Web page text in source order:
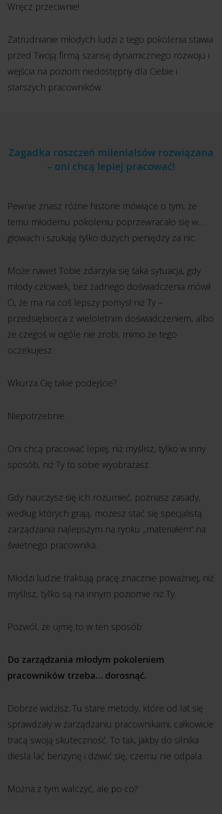
Wręcz przeciwnie!
Zatrudnianie młodych ludzi z tego pokolenia stawia
przed Twoją firmą szansę dynamicznego rozwoju i
wejścia na poziom niedostępny dla Ciebie i
starszych pracowników.
Zagadka roszczeń milenialsów rozwiązana
– oni chcą lepiej pracować!
Pewnie znasz różne historie mówiące o tym, że
temu młodemu pokoleniu poprzewracało się w…
głowach i szukają tylko dużych pieniędzy za nic.
Może nawet Tobie zdarzyła się taka sytuacja, gdy
młody człowiek, bez żadnego doświadczenia mówił
Ci, że ma na coś lepszy pomysł niż Ty –
przedsiębiorca z wieloletnim doświadczeniem, albo
że czegoś w ogóle nie zrobi, mimo że tego
oczekujesz.
Wkurza Cię takie podejście?
Niepotrzebnie.
Oni chcą pracować lepiej, niż myślisz, tylko w inny
sposób, niż Ty to sobie wyobrażasz.
Gdy nauczysz się ich rozumieć, poznasz zasady,
według których grają, możesz stać się specjalistą
zarządzania najlepszym na rynku „materiałem” na
świetnego pracownika.
Młodzi ludzie traktują pracę znacznie poważniej, niż
myślisz, tylko są na innym poziomie niż Ty.
Pozwól, że ujmę to w ten sposób:
Do zarządzania młodym pokoleniem
pracowników trzeba… dorosnąć.
Dobrze widzisz. Tu stare metody, które od lat się
sprawdzały w zarządzaniu pracownikami, całkowicie
tracą swoją skuteczność. To tak, jakby do silnika
diesla lać benzynę i dziwić się, czemu nie odpala.
Można z tym walczyć, ale po co?